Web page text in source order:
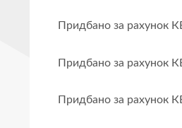
Придбано за рахунок
Придбано за рахунок
Придбано за рахунок